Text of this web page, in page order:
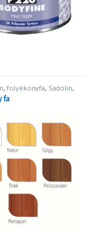
,folyékonyfa, Sadolin,
fa